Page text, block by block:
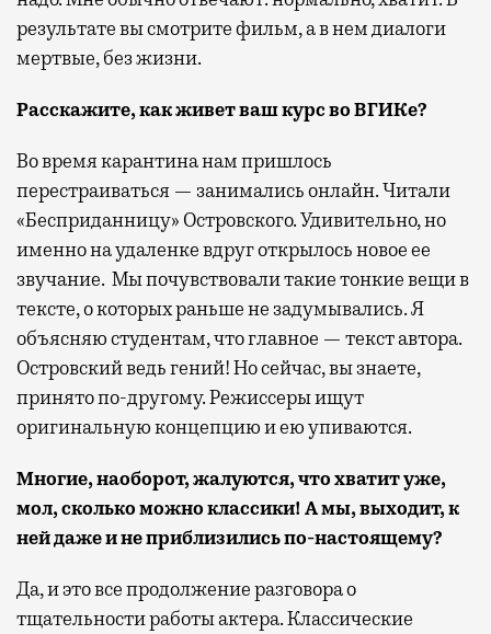
результате вы смотрите фильм, а в нем диалоги
мертвые, без жизни.
Расскажите, как живет ваш курс во ВГИКе?
Во время карантина нам пришлось
перестраиваться — занимались онлайн. Читали
«Бесприданницу» Островского. Удивительно, но
именно на удаленке вдруг открылось новое ее
звучание. Мы почувствовали такие тонкие вещи в
тексте, о которых раньше не задумывались. Я
объясняю студентам, что главное — текст автора.
Островский ведь гений! Но сейчас, вы знаете,
принято по-другому. Режиссеры ищут
оригинальную концепцию и ею упиваются.
Многие, наоборот, жалуются, что хватит уже,
мол, сколько можно классики! А мы, выходит, к
ней даже и не приблизились по-настоящему?
Да, и это все продолжение разговора о
тщательности работы актера. Классические